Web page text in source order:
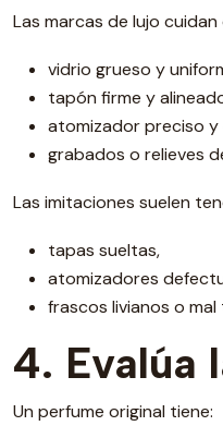
Las marcas de lujo
vidrio grueso y
tapón firme y
atomizador preciso y
grabados o relieves
Las imitaciones suelen
tapas sueltas,
atomizadores
frascos livianos o mal
4. Evalúa
Un perfume original tiene: